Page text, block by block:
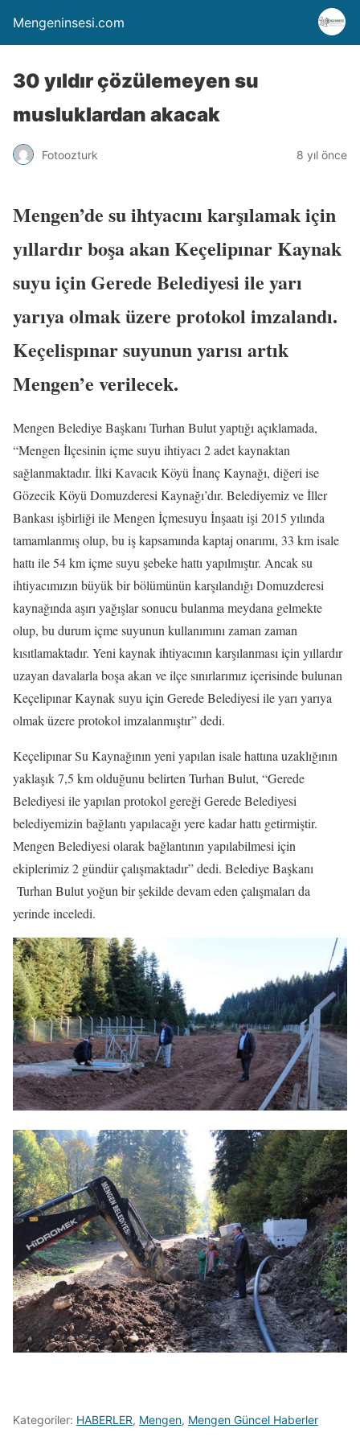
Mengeninsesi.com
30 yıldır çözülemeyen su
musluklardan akacak
Fotoozturk 8 yıl önce
Mengen’de su ihtyacını karşılamak için
yıllardır boşa akan Keçelipınar Kaynak
suyu için Gerede Belediyesi ile yarı
yarıya olmak üzere protokol imzalandı.
Keçelispınar suyunun yarısı artık
Mengen’e verilecek.
Mengen Belediye Başkanı Turhan Bulut yaptığı açıklamada,
“Mengen İlçesinin içme suyu ihtiyacı 2 adet kaynaktan
sağlanmaktadır. İlki Kavacık Köyü İnanç Kaynağı, diğeri ise
Gözecik Köyü Domuzderesi Kaynağı’dır. Belediyemiz ve İller
Bankası işbirliği ile Mengen İçmesuyu İnşaatı işi 2015 yılında
tamamlanmış olup, bu iş kapsamında kaptaj onarımı, 33 km isale
hattı ile 54 km içme suyu şebeke hattı yapılmıştır. Ancak su
ihtiyacımızın büyük bir bölümünün karşılandığı Domuzderesi
kaynağında aşırı yağışlar sonucu bulanma meydana gelmekte
olup, bu durum içme suyunun kullanımını zaman zaman
kısıtlamaktadır. Yeni kaynak ihtiyacının karşılanması için yıllardır
uzayan davalarla boşa akan ve ilçe sınırlarımız içerisinde bulunan
Keçelipınar Kaynak suyu için Gerede Belediyesi ile yarı yarıya
olmak üzere protokol imzalanmıştır” dedi.
Keçelipınar Su Kaynağının yeni yapılan isale hattına uzaklığının
yaklaşık 7,5 km olduğunu belirten Turhan Bulut, “Gerede
Belediyesi ile yapılan protokol gereği Gerede Belediyesi
belediyemizin bağlantı yapılacağı yere kadar hattı getirmiştir.
Mengen Belediyesi olarak bağlantının yapılabilmesi için
ekiplerimiz 2 gündür çalışmaktadır” dedi. Belediye Başkanı
Turhan Bulut yoğun bir şekilde devam eden çalışmaları da
yerinde inceledi.
Kategoriler: HABERLER, Mengen, Mengen Güncel Haberler